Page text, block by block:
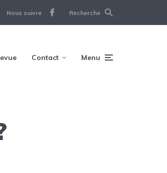
Nous suivre Recherche
Contact Menu